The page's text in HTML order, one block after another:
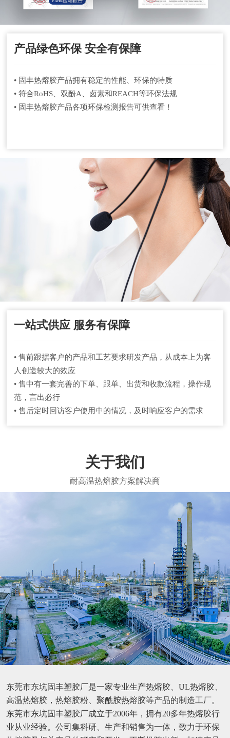
产品绿色环保 安全有保障
• 固丰热熔胶产品拥有稳定的性能、环保的特质
• 符合RoHS、双酚A、卤素和REACH等环保法规
• 固丰热熔胶产品各项环保检测报告可供查看！
一站式供应 服务有保障
• 售前跟据客户的产品和工艺要求研发产品，从成本上为客
人创造较大的效应
• 售中有一套完善的下单、跟单、出货和收款流程，操作规
范，言出必行
• 售后定时回访客户使用中的情况，及时响应客户的需求
关于我们
东莞市东坑固丰塑胶厂是一家专业生产热熔胶、UL热熔胶、
高温热熔胶，热熔胶粉、聚酰胺热熔胶等产品的制造工厂。
东莞市东坑固丰塑胶厂成立于2006年，拥有20多年热熔胶行
业从业经验。公司集科研、生产和销售为一体，致力于环保